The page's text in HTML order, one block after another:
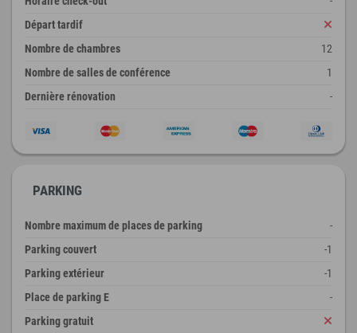
Départ tardif
Nombre de chambres
12
Nombre de salles de conférence
1
Dernière rénovation
-
PARKING
Nombre maximum de places de parking
-
Parking couvert
-1
Parking extérieur
-1
Place de parking E
-
Parking gratuit